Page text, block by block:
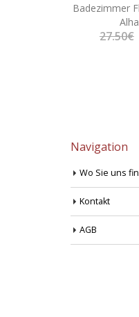
Badezimmer
27.50€
Navigation
Wo Sie uns
Kontakt
AGB